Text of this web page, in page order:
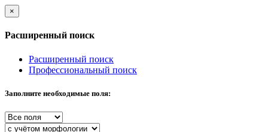
×
Расширенный поиск
Расширенный поиск
Профессиональный поиск
Заполните необходимые поля: